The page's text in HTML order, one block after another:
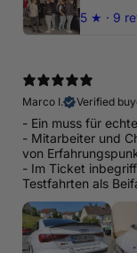
5 ★ · 9
Marco I.
Verified
- Ein muss für
- Mitarbeiter und
von
- Im Ticket
Testfahrten als